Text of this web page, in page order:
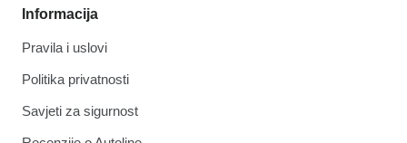
Informacija
Pravila i uslovi
Politika privatnosti
Savjeti za sigurnost